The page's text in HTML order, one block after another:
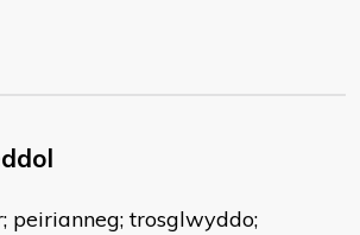
peirianneg; trosglwyddo;